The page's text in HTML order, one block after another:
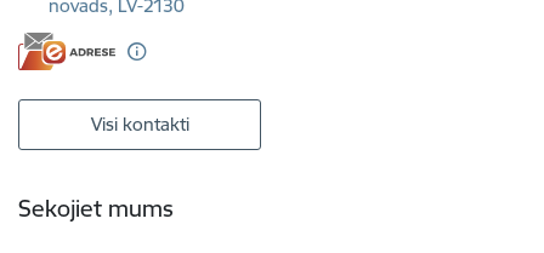
novads, LV-2130
Visi kontakti
Sekojiet mums